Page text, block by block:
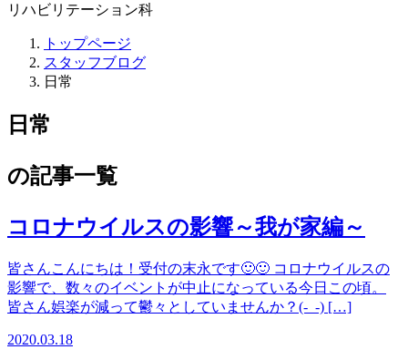
リハビリテーション科
トップページ
スタッフブログ
日常
日常
の記事一覧
コロナウイルスの影響～我が家編～
皆さんこんにちは！受付の末永です🙂🙂 コロナウイルスの
影響で、数々のイベントが中止になっている今日この頃。
皆さん娯楽が減って鬱々としていませんか？(-_-) […]
2020.03.18